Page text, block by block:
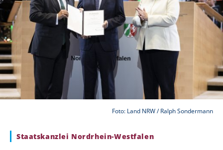
Foto: Land NRW / Ralph Sondermann
Staatskanzlei Nordrhein-Westfalen